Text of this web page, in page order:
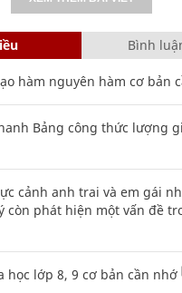
Bình
hàm nguyên hàm cơ bản
Bảng công thức lượng
cảnh anh trai và em gái
còn phát hiện một vấn đề
học lớp 8, 9 cơ bản cần nhớ